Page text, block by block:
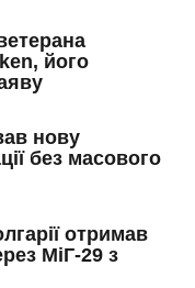
його
нову
без масового
отримав
МіГ-29 з